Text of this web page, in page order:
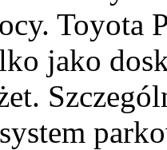
Toyota
jako